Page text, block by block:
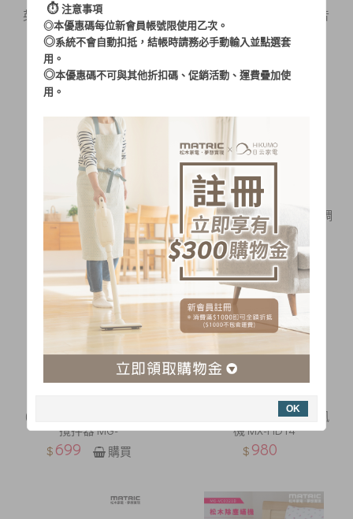
英國熊造型 厚片烤麵包機
MG-TA07
已售完
【停售】女王の無線靜音
完美掃除機 MG-
$6,980
【停售】松木28L微電腦烘
培調理電烤箱M
$5,980
【停售】16L微電腦烘培調
理烤箱 MG-
$2,980
(福利品) 草莓奶油收納盒
攪拌器 MG-
$ 699 購買
【停售】負離子快乾吹風
機 MX-HD14
$ 980
⏱︎ 注意事項
◎本優惠碼每位新會員帳號限使用乙次。
◎系統不會自動扣抵，結帳時請務必手動輸入並點選套
用。
◎本優惠碼不可與其他折扣碼、促銷活動、運費疊加使
用。
OK